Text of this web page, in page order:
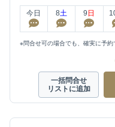
今日 8土 9 日
※問合せ可の場合でも、確実に予約
一括問合せ
リストに追加